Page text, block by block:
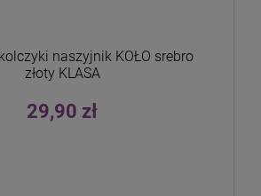
naszyjnik KOŁO srebro
złoty KLASA
29,90 zł